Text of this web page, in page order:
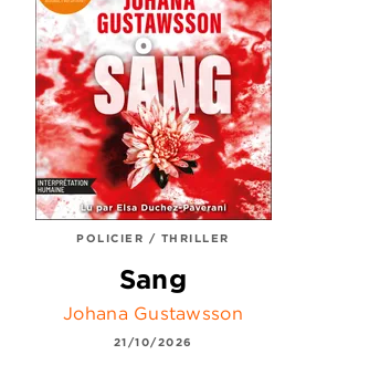
POLICIER / THRILLER
Sang
Johana Gustawsson
21/10/2026